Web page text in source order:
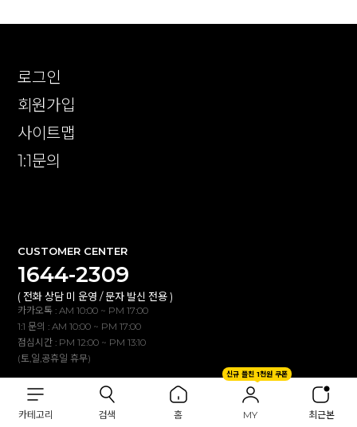
카테고리 검색 홈
신규 플친 1천원 쿠폰
MY 최근본
로그인
회원가입
사이트맵
1:1문의
CUSTOMER CENTER
1644-2309
( 전화 상담 미 운영 / 문자 발신 전용 )
카카오톡 : AM 10:00 ~ PM 17:00
1:1 문의 : AM 10:00 ~ PM 17:00
점심시간 : PM 12:00 ~ PM 13:10
(토,일,공휴일 휴무)
BANK INFO